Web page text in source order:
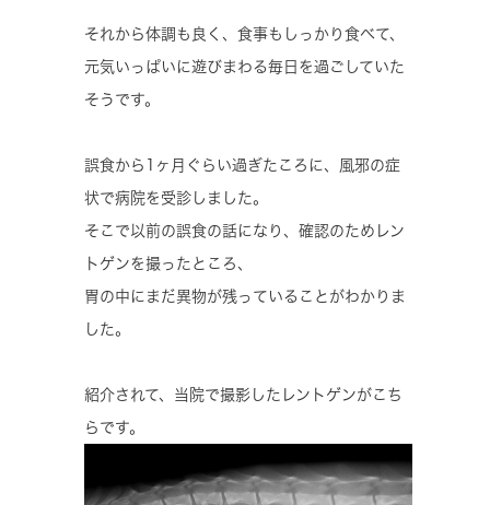
それから体調も良く、食事もしっかり食べて、
元気いっぱいに遊びまわる毎日を過ごしていた
そうです。
誤食から1ヶ月ぐらい過ぎたころに、風邪の症
状で病院を受診しました。
そこで以前の誤食の話になり、確認のためレン
トゲンを撮ったところ、
胃の中にまだ異物が残っていることがわかりま
した。
紹介されて、当院で撮影したレントゲンがこち
らです。